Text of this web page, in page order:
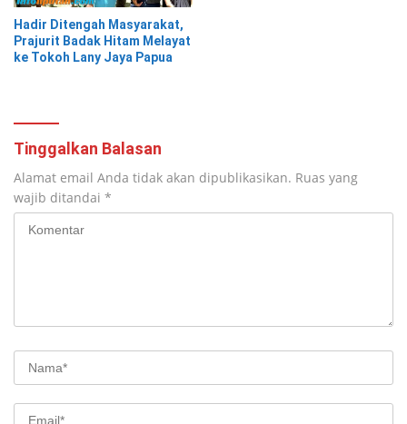
Hadir Ditengah Masyarakat,
Prajurit Badak Hitam Melayat
ke Tokoh Lany Jaya Papua
Tinggalkan Balasan
Alamat email Anda tidak akan dipublikasikan. Ruas yang
wajib ditandai *